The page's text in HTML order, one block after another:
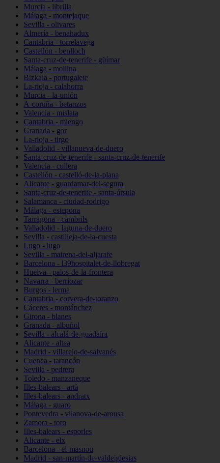
Murcia - librilla
Málaga - montejaque
Sevilla - olivares
Almería - benahadux
Cantabria - torrelavega
Castellón - benlloch
Santa-cruz-de-tenerife - güímar
Málaga - mollina
Bizkaia - portugalete
La-rioja - calahorra
Murcia - la-unión
A-coruña - betanzos
Valencia - mislata
Cantabria - miengo
Granada - gor
La-rioja - tirgo
Valladolid - villanueva-de-duero
Santa-cruz-de-tenerife - santa-cruz-de-tenerife
Valencia - cullera
Castellón - castelló-de-la-plana
Alicante - guardamar-del-segura
Santa-cruz-de-tenerife - santa-úrsula
Salamanca - ciudad-rodrigo
Málaga - estepona
Tarragona - cambrils
Valladolid - laguna-de-duero
Sevilla - castilleja-de-la-cuesta
Lugo - lugo
Sevilla - mairena-del-aljarafe
Barcelona - l39hospitalet-de-llobregat
Huelva - palos-de-la-frontera
Navarra - berriozar
Burgos - lerma
Cantabria - corvera-de-toranzo
Cáceres - montánchez
Girona - blanes
Granada - albuñol
Sevilla - alcalá-de-guadaíra
Alicante - altea
Madrid - villarejo-de-salvanés
Cuenca - tarancón
Sevilla - pedrera
Toledo - manzaneque
Illes-balears - artà
Illes-balears - andratx
Málaga - guaro
Pontevedra - vilanova-de-arousa
Zamora - toro
Illes-balears - esporles
Alicante - elx
Barcelona - el-masnou
Madrid - san-martín-de-valdeiglesias